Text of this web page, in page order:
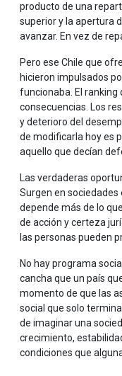
producto de una
superior y la apertura
avanzar. En vez de
Pero ese Chile que
hicieron impulsados
funcionaba. El ranking
consecuencias. Los
y deterioro del
de modificarla hoy es
aquello que decían
Las verdaderas
Surgen en
depende más de lo
de acción y certeza
las personas pueden
No hay programa
cancha que un país
momento de que las
social que solo
de imaginar una
crecimiento,
condiciones que